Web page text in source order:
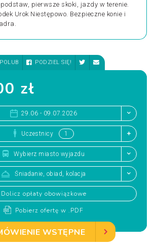
pierwsze skoki, jazdy w terenie.
Urok Niestępowo. Bezpieczne konie i
POLUB PODZIEL SIĘ!
zł
29.06 - 09.07.2026
Uczestnicy
Wybierz miasto wyjazdu
Śniadanie, obiad, kolacja
Dolicz opłaty obowiązkowe
Pobierz ofertę w .PDF
WSTĘPNE